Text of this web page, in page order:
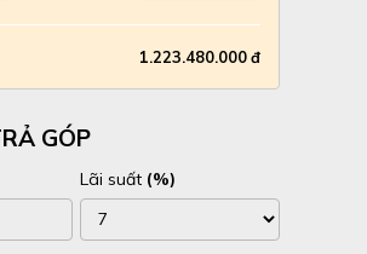
1.223.480.000 đ
GÓP
Lãi suất (%)